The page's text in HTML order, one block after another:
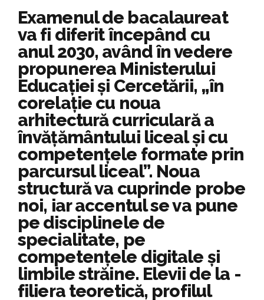
Examenul de bacalaureat
va fi diferit începând cu
anul 2030, având în vedere
propunerea Ministerului
Educaţiei şi Cercetării, „în
corelație cu noua
arhitectură curriculară a
învățământului liceal și cu
competențele formate prin
parcursul liceal”. Noua
structură va cuprinde probe
noi, iar accentul se va pune
pe disciplinele de
specialitate, pe
competenţele digitale şi
limbile străine. Elevii de la ­
filiera teoretică, profilul